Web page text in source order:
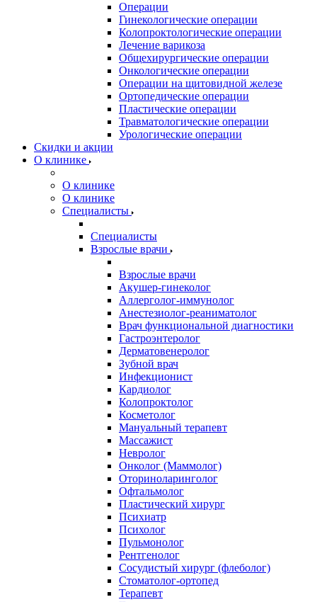
Операции
Гинекологические операции
Колопроктологические операции
Лечение варикоза
Общехирургические операции
Онкологические операции
Операции на щитовидной железе
Ортопедические операции
Пластические операции
Травматологические операции
Урологические операции
Скидки и акции
О клинике
О клинике
О клинике
Специалисты
Специалисты
Взрослые врачи
Взрослые врачи
Акушер-гинеколог
Аллерголог-иммунолог
Анестезиолог-реаниматолог
Врач функциональной диагностики
Гастроэнтеролог
Дерматовенеролог
Зубной врач
Инфекционист
Кардиолог
Колопроктолог
Косметолог
Мануальный терапевт
Массажист
Невролог
Онколог (Маммолог)
Оториноларинголог
Офтальмолог
Пластический хирург
Психиатр
Психолог
Пульмонолог
Рентгенолог
Сосудистый хирург (флеболог)
Стоматолог-ортопед
Терапевт